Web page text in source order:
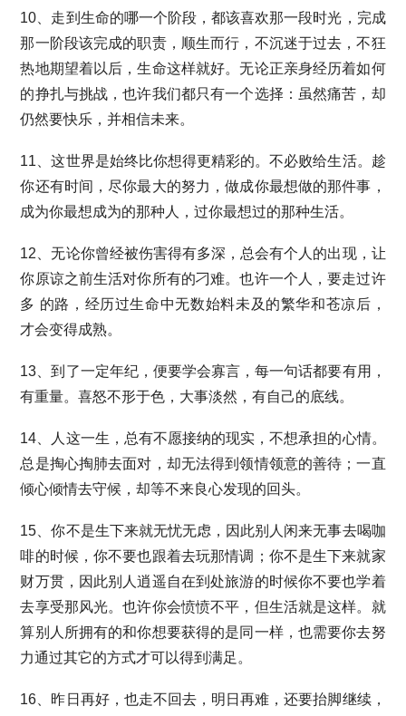
10、走到生命的哪一个阶段，都该喜欢那一段时光，完成
那一阶段该完成的职责，顺生而行，不沉迷于过去，不狂
热地期望着以后，生命这样就好。无论正亲身经历着如何
的挣扎与挑战，也许我们都只有一个选择：虽然痛苦，却
仍然要快乐，并相信未来。
11、这世界是始终比你想得更精彩的。不必败给生活。趁
你还有时间，尽你最大的努力，做成你最想做的那件事，
成为你最想成为的那种人，过你最想过的那种生活。
12、无论你曾经被伤害得有多深，总会有个人的出现，让
你原谅之前生活对你所有的刁难。也许一个人，要走过许
多 的路，经历过生命中无数始料未及的繁华和苍凉后，
才会变得成熟。
13、到了一定年纪，便要学会寡言，每一句话都要有用，
有重量。喜怒不形于色，大事淡然，有自己的底线。
14、人这一生，总有不愿接纳的现实，不想承担的心情。
总是掏心掏肺去面对，却无法得到领情领意的善待；一直
倾心倾情去守候，却等不来良心发现的回头。
15、你不是生下来就无忧无虑，因此别人闲来无事去喝咖
啡的时候，你不要也跟着去玩那情调；你不是生下来就家
财万贯，因此别人逍遥自在到处旅游的时候你不要也学着
去享受那风光。也许你会愤愤不平，但生活就是这样。就
算别人所拥有的和你想要获得的是同一样，也需要你去努
力通过其它的方式才可以得到满足。
16、昨日再好，也走不回去，明日再难，还要抬脚继续，